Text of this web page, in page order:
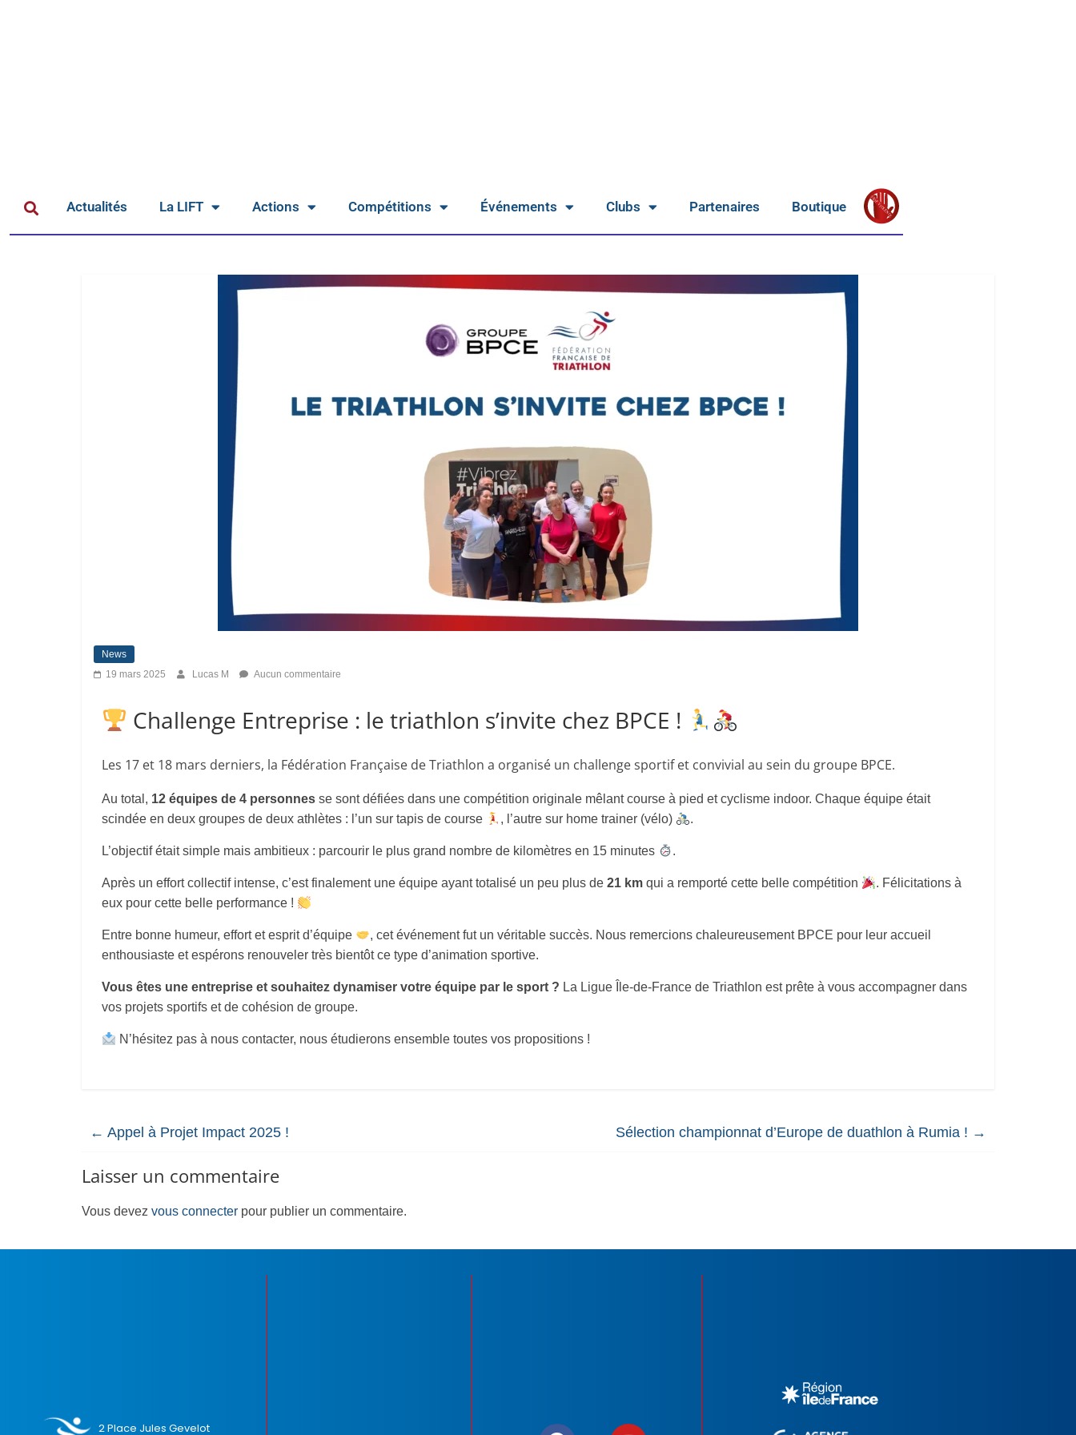
Actualités La LIFT Actions Compétitions Événements Clubs Partenaires Boutique
STOPVIOLENCE
News
19 mars 2025
Lucas M Aucun commentaire
Challenge Entreprise : le triathlon s’invite chez BPCE !
Les 17 et 18 mars derniers, la Fédération Française de Triathlon a organisé un challenge sportif et convivial au sein du groupe BPCE.
Au total, 12 équipes de 4 personnes se sont défiées dans une compétition originale mêlant course à pied et cyclisme indoor. Chaque équipe était
scindée en deux groupes de deux athlètes : l’un sur tapis de course
, l’autre sur home trainer (vélo) .
L’objectif était simple mais ambitieux : parcourir le plus grand nombre de kilomètres en 15 minutes .
Après un effort collectif intense, c’est finalement une équipe ayant totalisé un peu plus de 21 km qui a remporté cette belle compétition
. Félicitations à
eux pour cette belle performance !
Entre bonne humeur, effort et esprit d’équipe
, cet événement fut un véritable succès. Nous remercions chaleureusement BPCE pour leur accueil
enthousiaste et espérons renouveler très bientôt ce type d’animation sportive.
Vous êtes une entreprise et souhaitez dynamiser votre équipe par le sport ? La Ligue Île-de-France de Triathlon est prête à vous accompagner dans
vos projets sportifs et de cohésion de groupe.
N’hésitez pas à nous contacter, nous étudierons ensemble toutes vos propositions !
← Appel à Projet Impact 2025 ! Sélection championnat d’Europe de duathlon à Rumia ! →
Laisser un commentaire
Vous devez vous connecter pour publier un commentaire.
2 Place Jules Gevelot